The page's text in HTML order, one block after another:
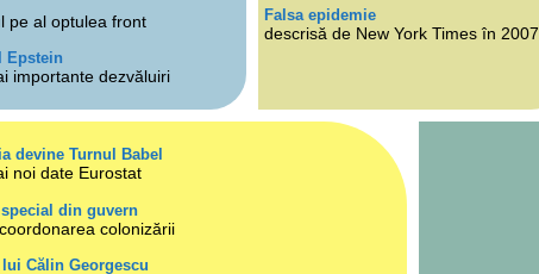
pe al optulea front
Epstein
importante dezvăluiri
Falsa epidemie
descrisă de New York Times în 2007
devine Turnul Babel
noi date Eurostat
din guvern
colonizării
Călin Georgescu